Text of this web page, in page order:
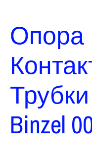
Опора
Трубки
Binzel